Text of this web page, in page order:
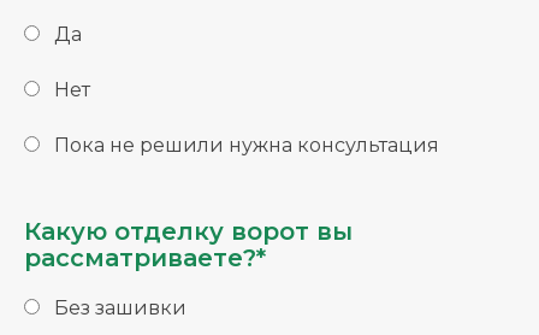
Да
Нет
Пока не решили нужна консультация
Какую отделку ворот вы
рассматриваете?*
Без зашивки